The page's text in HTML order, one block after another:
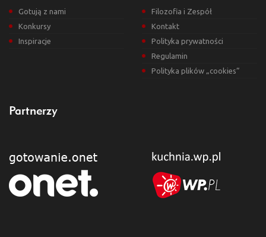
Gotują z nami
Konkursy
Inspiracje
Filozofia i Zespół
Kontakt
Polityka prywatności
Regulamin
Polityka plików „cookies”
Partnerzy